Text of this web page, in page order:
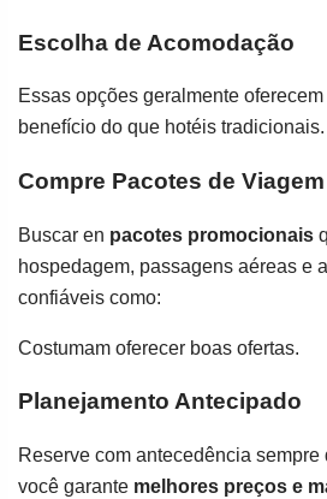
Escolha de Acomodação
Essas opções geralmente
benefício do que hotéis tradicionais.
Compre Pacotes de Viagem
Buscar en pacotes promocionais
hospedagem, passagens aéreas e
confiáveis como:
Costumam oferecer boas ofertas.
Planejamento Antecipado
Reserve com antecedência sempre
você garante melhores preços e